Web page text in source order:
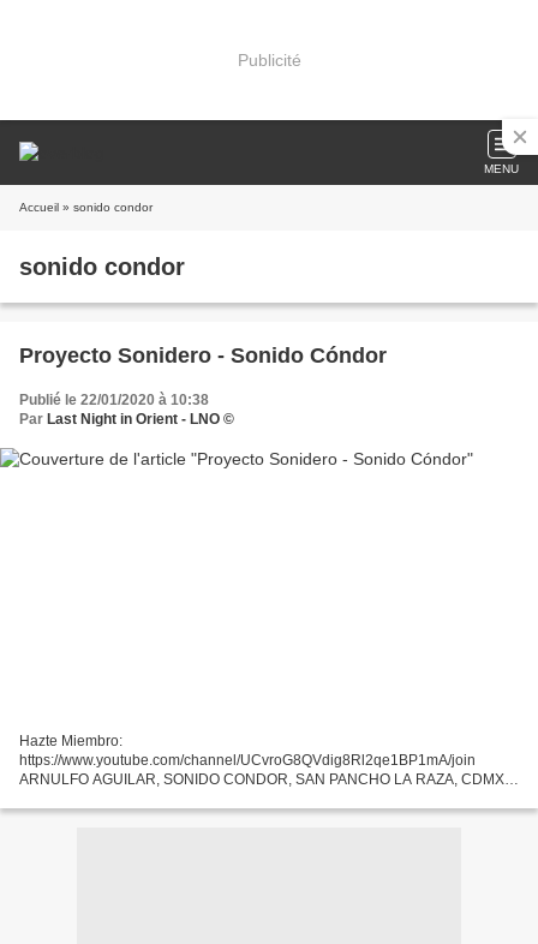
Publicité
MENU
Accueil » sonido condor
sonido condor
Proyecto Sonidero - Sonido Cóndor
Publié le 22/01/2020 à 10:38
Par Last Night in Orient - LNO ©
Hazte Miembro:
https://www.youtube.com/channel/UCvroG8QVdig8Rl2qe1BP1mA/join
ARNULFO AGUILAR, SONIDO CONDOR, SAN PANCHO LA RAZA, CDMX,
https://goo.gl/VZGjSJ ✅ SÍGUENOS EN FB: https://goo.gl/cvYI76 ✅ NO...